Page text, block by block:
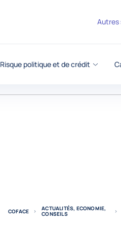
Risque politique et de crédit
Autres
COFACE ACTUALITÉS, ECONOMIE,
CONSEILS